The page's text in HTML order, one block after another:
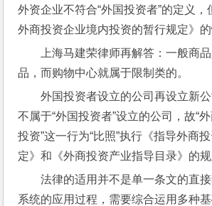
外资企业不符合“外国投资者”的定义
外商投资企业境内投资的暂行规定》的
上海马建荣律师再解答：一般商
品，而购物中心就属于限制类的。
外国投资者设立的公司再设立新
不属于“外国投资者”设立的公司，故“
投资”这一行为“比照”执行《指导外商
定》和《外商投资产业指导目录》的规
法律的适用并不是单一条文的直
系统的应用过程，需要综合运用多种